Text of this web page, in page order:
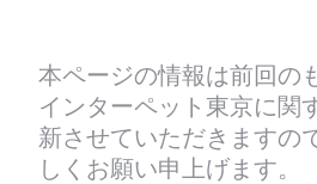
本ページの情報は前回の
インターペット東京に関
新させていただきますの
しくお願い申上げます。